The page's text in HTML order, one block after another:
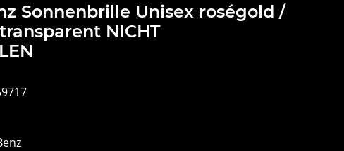
Sonnenbrille Unisex roségold /
NICHT